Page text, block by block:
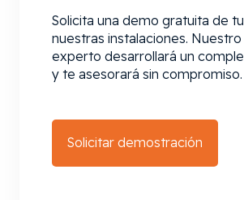
Solicita una demo gratuita de
nuestras instalaciones.
experto desarrollará un
y te asesorará sin compromiso.
Solicitar demostración